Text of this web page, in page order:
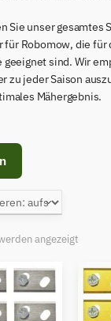
Sie unser gesamtes
für Robomow, die für
sind. Wir
zu jeder Saison
Mähergebnis.
angezeigt